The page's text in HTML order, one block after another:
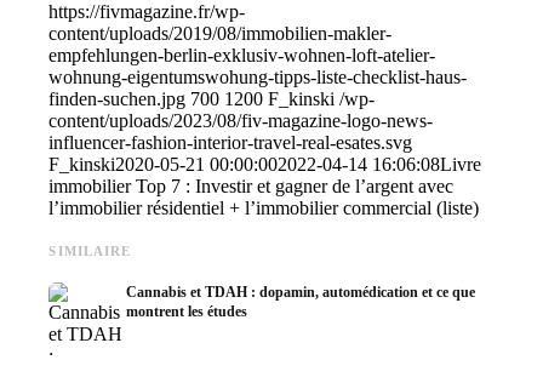
https://fivmagazine.fr/wp-
content/uploads/2019/08/immobilien-makler-
empfehlungen-berlin-exklusiv-wohnen-loft-atelier-
wohnung-eigentumswohung-tipps-liste-checklist-haus-
finden-suchen.jpg 700 1200 F_kinski /wp-
content/uploads/2023/08/fiv-magazine-logo-news-
influencer-fashion-interior-travel-real-esates.svg
F_kinski2020-05-21 00:00:002022-04-14 16:06:08Livre
immobilier Top 7 : Investir et gagner de l’argent avec
l’immobilier résidentiel + l’immobilier commercial (liste)
SIMILAIRE
Cannabis et TDAH : dopamin, automédication et ce que
montrent les études